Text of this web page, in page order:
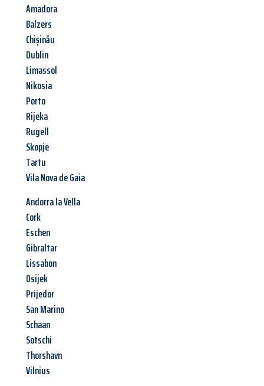
Amadora
Balzers
Chișinău
Dublin
Limassol
Nikosia
Porto
Rijeka
Rugell
Skopje
Tartu
Vila Nova de Gaia
Andorra la Vella
Cork
Eschen
Gibraltar
Lissabon
Osijek
Prijedor
San Marino
Schaan
Sotschi
Thorshavn
Vilnius